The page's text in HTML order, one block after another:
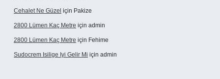
Cehalet Ne Güzel için Pakize
2800 Lümen Kaç Metre için admin
2800 Lümen Kaç Metre için Fehime
Sudocrem Isilige Iyi Gelir Mi için admin